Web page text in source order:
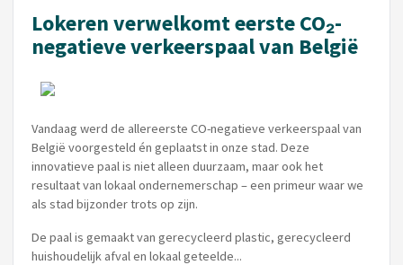
Lokeren verwelkomt eerste CO₂-
negatieve verkeerspaal van België
Vandaag werd de allereerste CO-negatieve verkeerspaal van
België voorgesteld én geplaatst in onze stad. Deze
innovatieve paal is niet alleen duurzaam, maar ook het
resultaat van lokaal ondernemerschap – een primeur waar we
als stad bijzonder trots op zijn.
De paal is gemaakt van gerecycleerd plastic, gerecycleerd
huishoudelijk afval en lokaal geteelde...